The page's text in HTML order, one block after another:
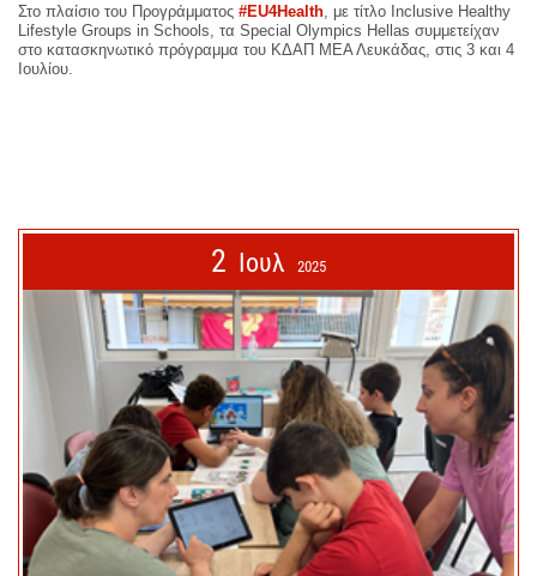
Στο πλαίσιο του Προγράμματος #ΕU4Health , με τίτλο Inclusive Healthy
Lifestyle Groups in Schools, τα Special Olympics Hellas συμμετείχαν
στο κατασκηνωτικό πρόγραμμα του ΚΔΑΠ ΜΕΑ Λευκάδας, στις 3 και 4
Ιουλίου.
2 Ιουλ 2025